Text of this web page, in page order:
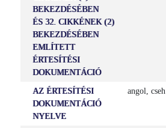
BEKEZDÉSÉBEN
ÉS 32. CIKKÉNEK (2)
BEKEZDÉSÉBEN
EMLÍTETT
ÉRTESÍTÉSI
DOKUMENTÁCIÓ
AZ ÉRTESÍTÉSI
DOKUMENTÁCIÓ
NYELVE
angol, cseh